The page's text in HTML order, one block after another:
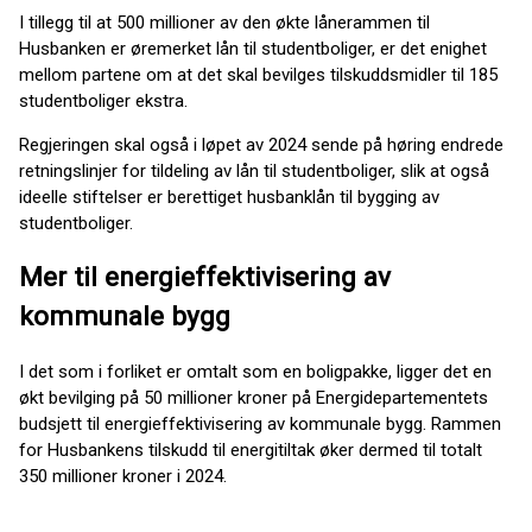
I tillegg til at 500 millioner av den økte lånerammen til
Husbanken er øremerket lån til studentboliger, er det enighet
mellom partene om at det skal bevilges tilskuddsmidler til 185
studentboliger ekstra.
Regjeringen skal også i løpet av 2024 sende på høring endrede
retningslinjer for tildeling av lån til studentboliger, slik at også
ideelle stiftelser er berettiget husbanklån til bygging av
studentboliger.
Mer til energieffektivisering av
kommunale bygg
I det som i forliket er omtalt som en boligpakke, ligger det en
økt bevilging på 50 millioner kroner på Energidepartementets
budsjett til energieffektivisering av kommunale bygg. Rammen
for Husbankens tilskudd til energitiltak øker dermed til totalt
350 millioner kroner i 2024.